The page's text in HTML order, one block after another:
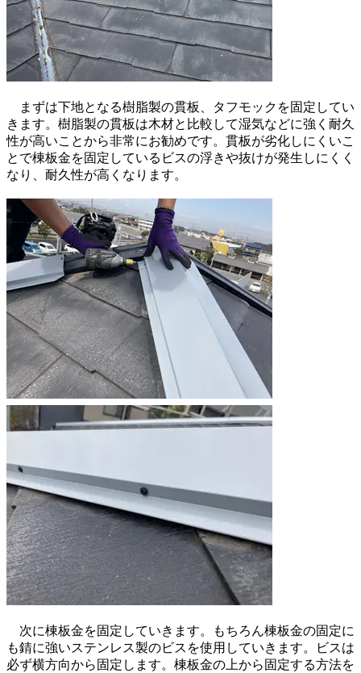
まずは下地となる樹脂製の貫板、タフモックを固定してい
きます。樹脂製の貫板は木材と比較して湿気などに強く耐久
性が高いことから非常にお勧めです。貫板が劣化しにくいこ
とで棟板金を固定しているビスの浮きや抜けが発生しにくく
なり、耐久性が高くなります。
次に棟板金を固定していきます。もちろん棟板金の固定に
も錆に強いステンレス製のビスを使用していきます。ビスは
必ず横方向から固定します。棟板金の上から固定する方法を